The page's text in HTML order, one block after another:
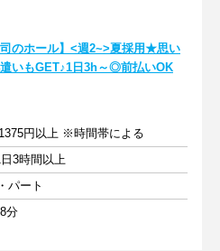
司のホール】<週2~>夏採用★思い
いもGET♪1日3h～◎前払いOK
円以上 ※時間帯による
3時間以上
パート
分